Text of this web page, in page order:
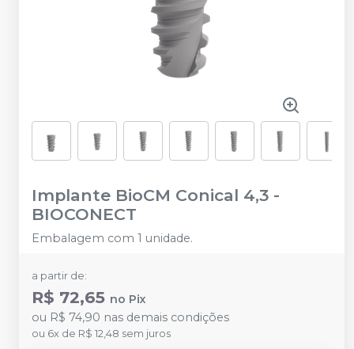
Implante BioCM Conical 4,3 -
BIOCONECT
Embalagem com 1 unidade.
a partir de:
R$ 72,65 no Pix
ou R$ 74,90 nas demais condições
ou 6x de R$ 12,48 sem juros